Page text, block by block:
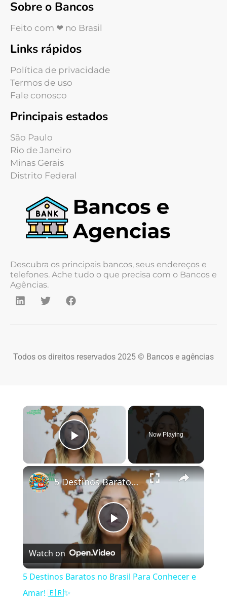
Sobre o Bancos
Feito com ❤ no Brasil
Links rápidos
Política de privacidade
Termos de uso
Fale conosco
Principais estados
São Paulo
Rio de Janeiro
Minas Gerais
Distrito Federal
Descubra os principais bancos, seus endereços e
telefones. Ache tudo o que precisa com o Bancos e
Agências.
Todos os direitos reservados 2025 © Bancos e agências
×
Play Video
Now Playing
×
Play Video
5 Destinos Baratos no Brasil Para Conhecer e Amar! 🇧🇷✨
Watch on
5 Destinos Baratos no Brasil Para Conhecer e
Amar! 🇧🇷✨